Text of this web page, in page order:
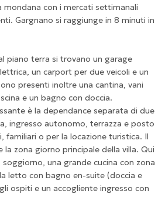
mondana con i mercati settimanali
Gargnano si raggiunge in 8 minuti in
piano terra si trovano un garage
un carport per due veicoli e un
presenti inoltre una cantina, vani
e un bagno con doccia.
è la dependance separata di due
ingresso autonomo, terrazza e posto
familiari o per la locazione turistica. Il
zona giorno principale della villa. Qui
una grande cucina con zona
letto con bagno en-suite (doccia e
ospiti e un accogliente ingresso con